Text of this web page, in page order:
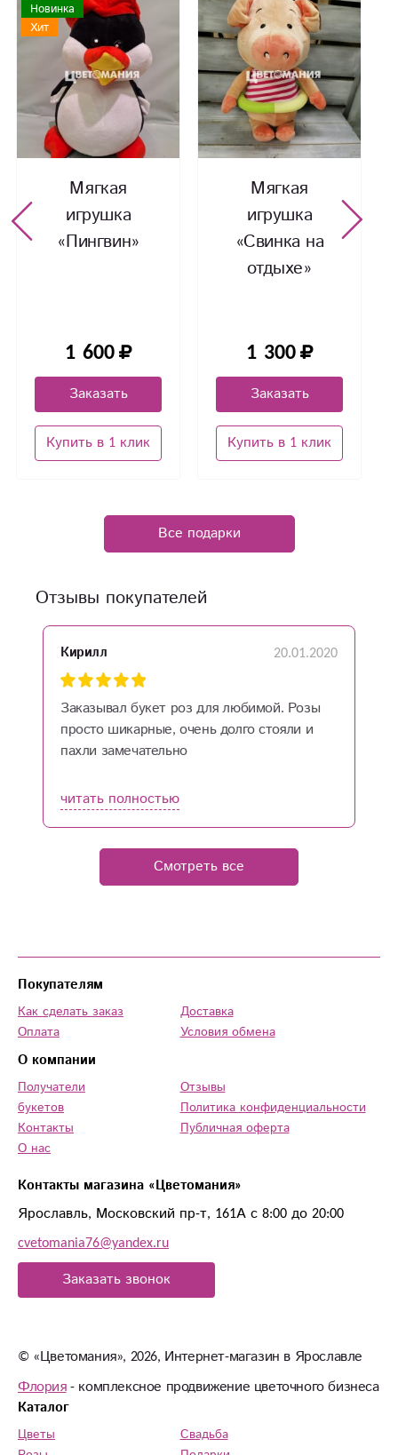
Мягкая
игрушка
«Свинка на
1 300
Заказать
Купить в 1 клик
Новинка
Хит
Мягкая
игрушка
«Шарик»
1 600
Заказать
Купить в 1 клик
Все подарки
Отзывы покупателей
Кирилл 20.01.2020
Заказывал букет роз для любимой. Розы
просто шикарные, очень долго стояли и
пахли замечательно
читать полностью
Смотреть все
Контакты магазина «Цветомания»
Ярославль, Московский пр-т, 161А с 8:00 до 20:00
cvetomania76@yandex.ru
Заказать звонок
Покупателям
Как сделать заказ
Оплата
Доставка
Условия обмена
О компании
Получатели
букетов
Контакты
О нас
Отзывы
Политика конфиденциальности
Публичная оферта
© «Цветомания», 2026, Интернет-магазин в Ярославле
Флория- комплексное продвижение цветочного бизнеса
Каталог
Цветы
Свадьба